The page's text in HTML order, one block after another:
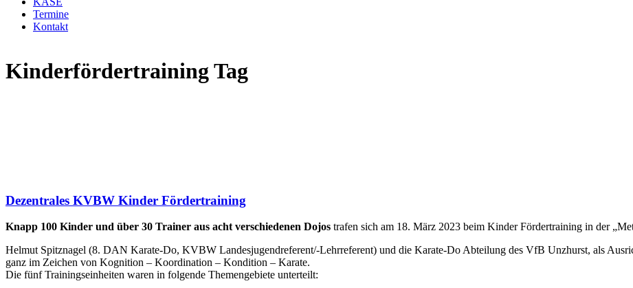
Termine
Kontakt
Kinderfördertraining Tag
Dezentrales KVBW Kinder Fördertraining
Knapp 100 Kinder und über 30 Trainer aus acht verschiedenen Dojos trafen sich am 18. März 2023 beim Kinder Fördertraining in der
Helmut Spitznagel (8. DAN Karate-Do, KVBW Landesjugendreferent/-Lehrreferent) und die Karate-Do Abteilung des VfB Unzhurst, als
ganz im Zeichen von Kognition – Koordination – Kondition – Karate.
Die fünf Trainingseinheiten waren in folgende Themengebiete unterteilt: